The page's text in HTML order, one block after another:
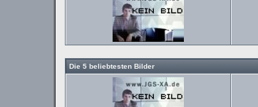
Die 5 beliebtesten Bilder